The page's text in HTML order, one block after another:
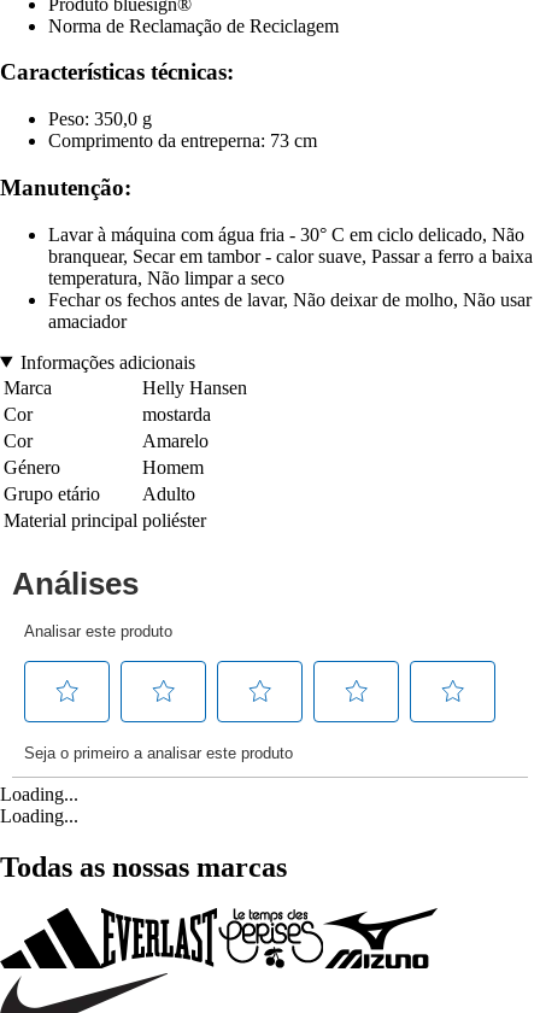
Norma de Reclamação de Reciclagem
Características técnicas:
Peso: 350,0 g
Comprimento da entreperna: 73 cm
Manutenção:
Lavar à máquina com água fria - 30° C em ciclo delicado, Não
branquear, Secar em tambor - calor suave, Passar a ferro a baixa
temperatura, Não limpar a seco
Fechar os fechos antes de lavar, Não deixar de molho, Não usar
amaciador
Informações adicionais
Marca
Helly Hansen
Cor
mostarda
Cor
Amarelo
Género
Homem
Grupo etário
Adulto
Material principal poliéster
Loading...
Loading...
Todas as nossas marcas